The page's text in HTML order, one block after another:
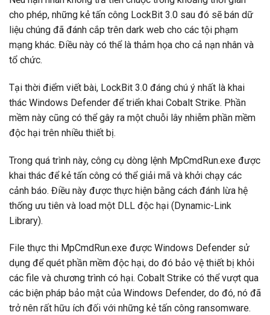
cho phép, những kẻ tấn công LockBit 3.0 sau đó sẽ bán dữ
liệu chúng đã đánh cắp trên dark web cho các tội phạm
mạng khác. Điều này có thể là thảm họa cho cả nạn nhân và
tổ chức.
Tại thời điểm viết bài, LockBit 3.0 đáng chú ý nhất là khai
thác Windows Defender để triển khai Cobalt Strike. Phần
mềm này cũng có thể gây ra một chuỗi lây nhiễm phần mềm
độc hại trên nhiều thiết bị.
Trong quá trình này, công cụ dòng lệnh MpCmdRun.exe được
khai thác để kẻ tấn công có thể giải mã và khởi chạy các
cảnh báo. Điều này được thực hiện bằng cách đánh lừa hệ
thống ưu tiên và load một DLL độc hại (Dynamic-Link
Library).
File thực thi MpCmdRun.exe được Windows Defender sử
dụng để quét phần mềm độc hại, do đó bảo vệ thiết bị khỏi
các file và chương trình có hại. Cobalt Strike có thể vượt qua
các biện pháp bảo mật của Windows Defender, do đó, nó đã
trở nên rất hữu ích đối với những kẻ tấn công ransomware.